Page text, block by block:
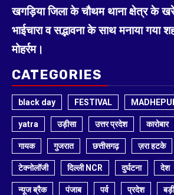
खगड़िया जिला के चौथम थाना क्षेत्र के
भाईचारा व सद्भावना के साथ मनाया गया
मोहर्रम।
CATEGORIES
black day FESTIVAL
yatra उड़ीसा उत्तर प्रदेश कारोबार
गायक गुजरात छत्तीसगढ़ ज़रा हटके
टेक्नोलॉजी दिल्ली NCR दुर्घटना देश
न्यूज ब्रैक पंजाब पर्व प्रदेश